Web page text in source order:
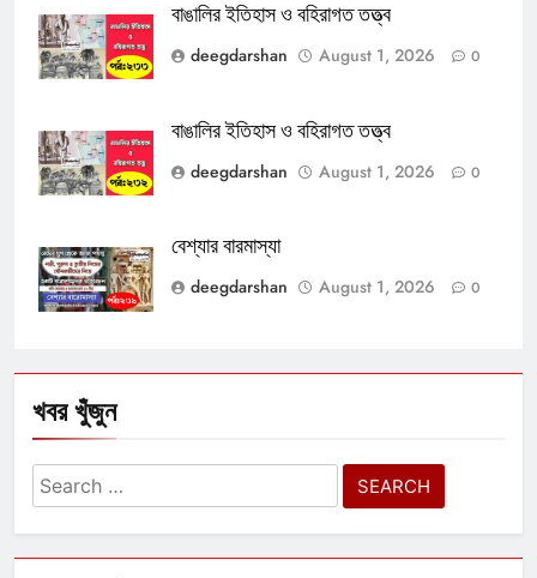
বাঙালির ইতিহাস ও বহিরাগত তত্ত্ব
deegdarshan
August 1, 2026 0
বাঙালির ইতিহাস ও বহিরাগত তত্ত্ব
deegdarshan
August 1, 2026 0
বেশ্যার বারমাস্যা
deegdarshan
August 1, 2026 0
খবর খুঁজুন
Search
for: